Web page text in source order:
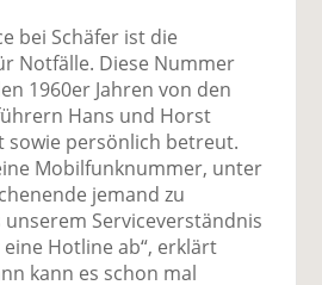
bei Schäfer ist die
Notfälle. Diese Nummer
1960er Jahren von den
Hans und Horst
sowie persönlich betreut.
Mobilfunknummer, unter
jemand zu
unserem Serviceverständnis
Hotline ab“, erklärt
kann es schon mal